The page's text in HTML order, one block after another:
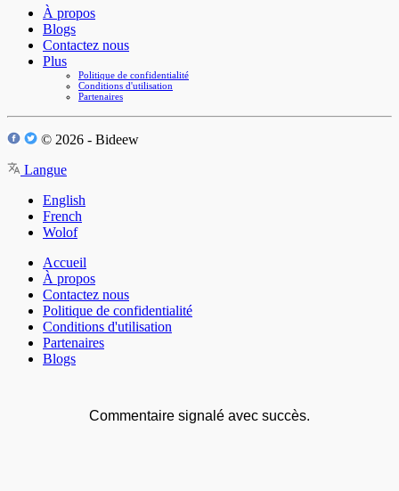
À propos
Blogs
Contactez nous
Plus
Politique de confidentialité
Conditions d'utilisation
Partenaires
© 2026 - Bideew
Langue
English
French
Wolof
Accueil
À propos
Contactez nous
Politique de confidentialité
Conditions d'utilisation
Partenaires
Blogs
Commentaire signalé avec succès.